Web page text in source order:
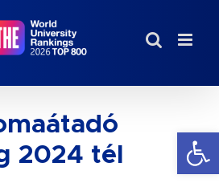
2024 tél